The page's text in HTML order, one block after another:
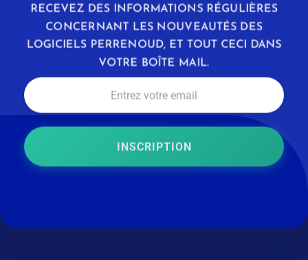
RECEVEZ DES INFORMATIONS RÉGULIÈRES
CONCERNANT LES NOUVEAUTÉS DES
LOGICIELS PERRENOUD, ET TOUT CECI DANS
VOTRE BOÎTE MAIL.
INSCRIPTION